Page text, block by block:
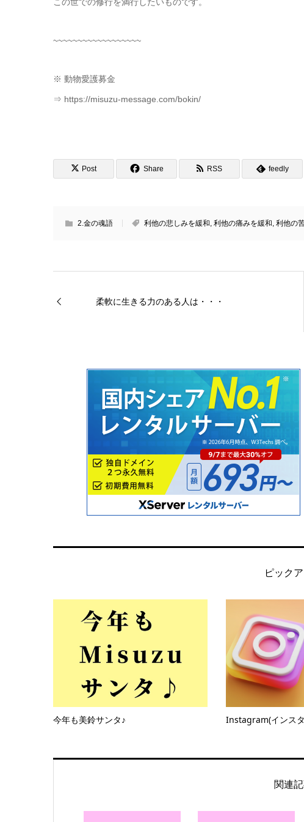
~~~~~~~~~~~~~~~~~~
※ 動物愛護募金
⇒ https://misuzu-message.com/bokin/
Post Share RSS feedly
2.金の魂語 利他の悲しみを緩和 利他の痛みを緩和 利他の
柔軟に生きる力のある人は・・・
ピック
今年も美鈴サンタ♪ Instagram(インス
関連